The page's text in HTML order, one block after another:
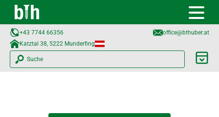
+43 7744 66356
office@bthuber.at​
Katztal 38, 5222 Munderfing
Suche